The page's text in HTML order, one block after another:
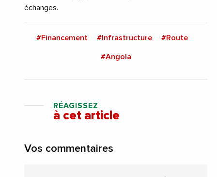
échanges.
#Financement #Infrastructure #Route
#Angola
RÉAGISSEZ
à cet article
Vos commentaires